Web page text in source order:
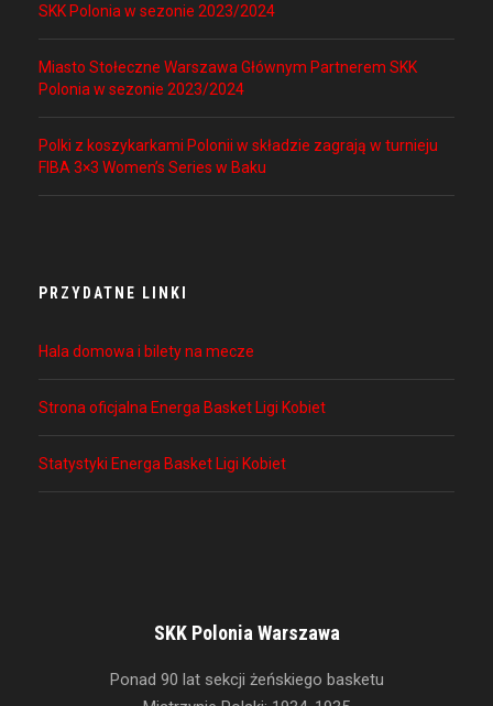
SKK Polonia w sezonie 2023/2024
Miasto Stołeczne Warszawa Głównym Partnerem SKK
Polonia w sezonie 2023/2024
Polki z koszykarkami Polonii w składzie zagrają w turnieju
FIBA 3×3 Women’s Series w Baku
PRZYDATNE LINKI
Hala domowa i bilety na mecze
Strona oficjalna Energa Basket Ligi Kobiet
Statystyki Energa Basket Ligi Kobiet
SKK Polonia Warszawa
Ponad 90 lat sekcji żeńskiego basketu